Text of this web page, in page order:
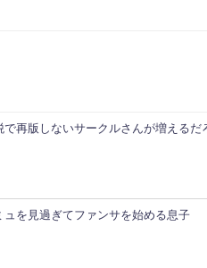
で再版しないサークルさんが増える
ュを見過ぎてファンサを始める息子